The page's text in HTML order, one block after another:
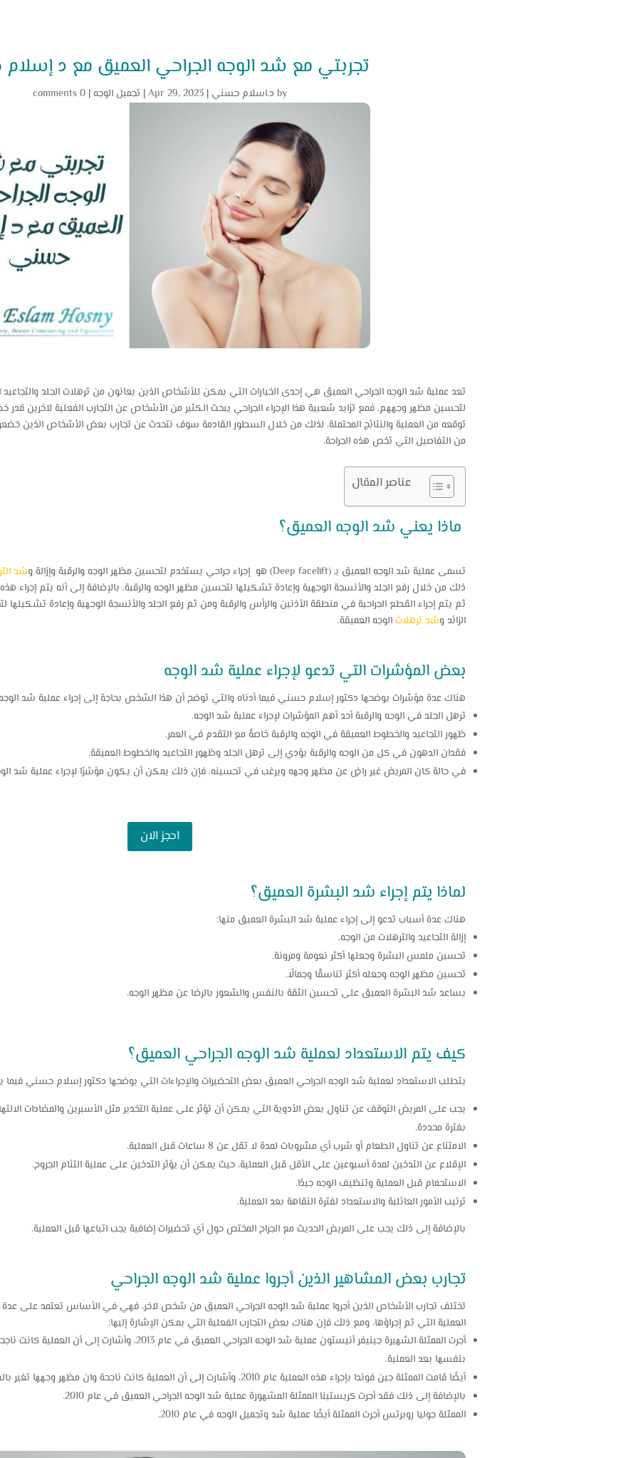
تجربتي مع شد الوجه الجراحي العميق مع د
by د.اسلام حسني |
Apr 29, 2023
| تجميل الوجه |
0 comments
تعد عملية شد الوجه الجراحي العميق هي إحدى الخيارات التي يمكن للأشخاص الذين يعانون من ترهلات الجلد والتجاعيد
لتحسين مظهر وجههم، فمع تزايد شعبية هذا الإجراء الجراحي يبحث الكثير من الأشخاص عن التجارب الفعلية لآخرين قدر
توقعه من العملية والنتائج المحتملة، لذلك من خلال السطور القادمة سوف نتحدث عن تجارب بعض الأشخاص الذين
من التفاصيل التي تخص هذه الجراحة.
عناصر المقال
ماذا يعني شد الوجه العميق؟
تسمى عملية شد الوجه العميق بـ (Deep facelift) هو إجراء جراحي يستخدم لتحسين مظهر الوجه والرقبة وإزالة و شد
ذلك من خلال رفع الجلد والأنسجة الوجهية وإعادة تشكيلها لتحسين مظهر الوجه والرقبة، بالإضافة إلى أنه يتم إجراء هذه
ثم يتم إجراء القطع الجراحية في منطقة الأذنين والرأس والرقبة ومن ثم رفع الجلد والأنسجة الوجهية وإعادة تشكيلها
الزائد وشد ترهلاتالوجه العميقة.
بعض المؤشرات التي تدعو لإجراء عملية شد الوجه
هناك عدة مؤشرات يوضحها دكتور إسلام حسني فيما أدناه والتي توضح أن هذا الشخص بحاجة إلى إجراء عملية شد
ترهل الجلد في الوجه والرقبة أحد أهم المؤشرات لإجراء عملية شد الوجه.
ظهور التجاعيد والخطوط العميقة في الوجه والرقبة خاصةً مع التقدم في العمر.
فقدان الدهون في كل من الوجه والرقبة يؤدي إلى ترهل الجلد وظهور التجاعيد والخطوط العميقة.
في حالة كان المريض غير راضٍ عن مظهر وجهه ويرغب في تحسينه، فإن ذلك يمكن أن يكون مؤشرًا لإجراء عملية شد
احجز الان
لماذا يتم إجراء شد البشرة العميق؟
هناك عدة أسباب تدعو إلى إجراء عملية شد البشرة العميق منها:
إزالة التجاعيد والترهلات من الوجه.
تحسين ملمس البشرة وجعلها أكثر نعومة ومرونة.
تحسين مظهر الوجه وجعله أكثر تناسقًا وجمالًا.
يساعد شد البشرة العميق على تحسين الثقة بالنفس والشعور بالرضا عن مظهر الوجه.
كيف يتم الاستعداد لعملية شد الوجه الجراحي العميق؟
يتطلب الاستعداد لعملية شد الوجه الجراحي العميق بعض التحضيرات والإجراءات التي يوضحها دكتور إسلام حسني فيما
يجب على المريض التوقف عن تناول بعض الأدوية التي يمكن أن تؤثر على عملية التخدير مثل الأسبرين والمضادات
بفترة محددة.
الامتناع عن تناول الطعام أو شرب أي مشروبات لمدة لا تقل عن 8 ساعات قبل العملية.
الإقلاع عن التدخين لمدة أسبوعين على الأقل قبل العملية، حيث يمكن أن يؤثر التدخين على عملية التئام الجروح.
الاستحمام قبل العملية وتنظيف الوجه جيدًا.
ترتيب الأمور العائلية والاستعداد لفترة النقاهة بعد العملية.
بالإضافة إلى ذلك يجب على المريض الحديث مع الجراح المختص حول أي تحضيرات إضافية يجب اتباعها قبل العملية.
تجارب بعض المشاهير الذين أجروا عملية شد الوجه الجراحي
تختلف تجارب الأشخاص الذين أجروا عملية شد الوجه الجراحي العميق من شخص لآخر، فهي في الأساس تعتمد على عدة
العملية التي تم إجراؤها، ومع ذلك فإن هناك بعض التجارب الفعلية التي يمكن الإشارة إليها:
أجرت الممثلة الشهيرة جينيفر أنيستون عملية شد الوجه الجراحي العميق في عام
بنفسها بعد العملية.
أيضًا قامت الممثلة جين فوندا بإجراء هذه العملية عام 2010، وأشارت إلى أن العملية كانت ناجحة وان مظهر وجهها تغير بالفعل وصار أكثر نضارة.
بالإضافة إلى ذلك فقد أجرت كريستينا الممثلة المشهورة عملية شد الوجه الجراحي العميق في عام 2010.
الممثلة جوليا روبرتس أجرت الممثلة أيضًا عملية شد وتجميل الوجه في عام 2010.